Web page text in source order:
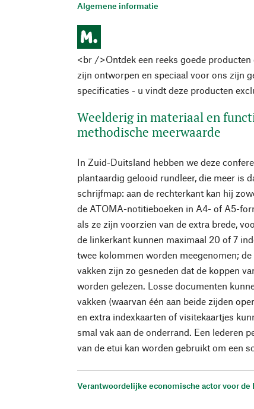
Algemene informatie
<br />Ontdek een reeks goede
zijn ontworpen en speciaal voor ons zijn
specificaties - u vindt deze producten
Weelderig in materiaal en
methodische meerwaarde
In Zuid-Duitsland hebben we deze
plantaardig gelooid rundleer, die meer is
schrijfmap: aan de rechterkant kan hij
de ATOMA-notitieboeken in A4- of A5-
als ze zijn voorzien van de extra brede,
de linkerkant kunnen maximaal 20 of 7
twee kolommen worden meegenomen;
vakken zijn zo gesneden dat de koppen
worden gelezen. Losse documenten
vakken (waarvan één aan beide zijden
en extra indexkaarten of visitekaartjes
smal vak aan de onderrand. Een lederen
van de etui kan worden gebruikt om een
Verantwoordelijke economische actor voor de